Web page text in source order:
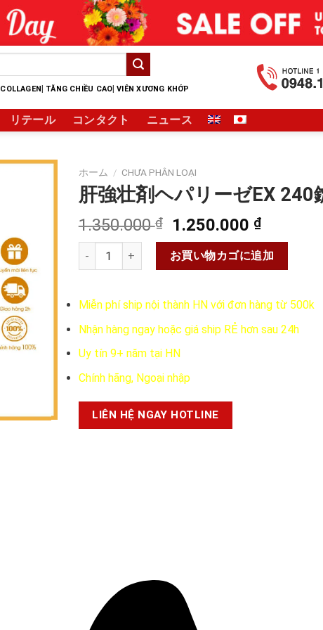
COLLAGEN| TĂNG CHIỀU CAO|VIÊN XƯƠNG KHỚP
リテール コンタクト ニュース
ホーム / CHƯA PHÂN LOẠI
肝強壮剤ヘパリーゼEX 240
1.350.000₫
元
の
価
格
1.350.000 ₫
で
た。
1.250.000 ₫現
在
の
価
は
肝強壮剤ヘパリーゼEX 240錠個お買い物カゴに追加
Miễn phí ship nội thành HN với đơn hàng từ 500k
Nhận hàng ngay hoặc giá ship RẺ hơn sau 24h
Uy tín 9+ năm tại HN
Chính hãng, Ngoại nhập
LIÊN HỆ NGAY HOTLINE